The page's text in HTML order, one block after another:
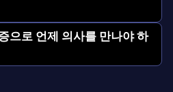
으로 언제 의사를 만나야 하